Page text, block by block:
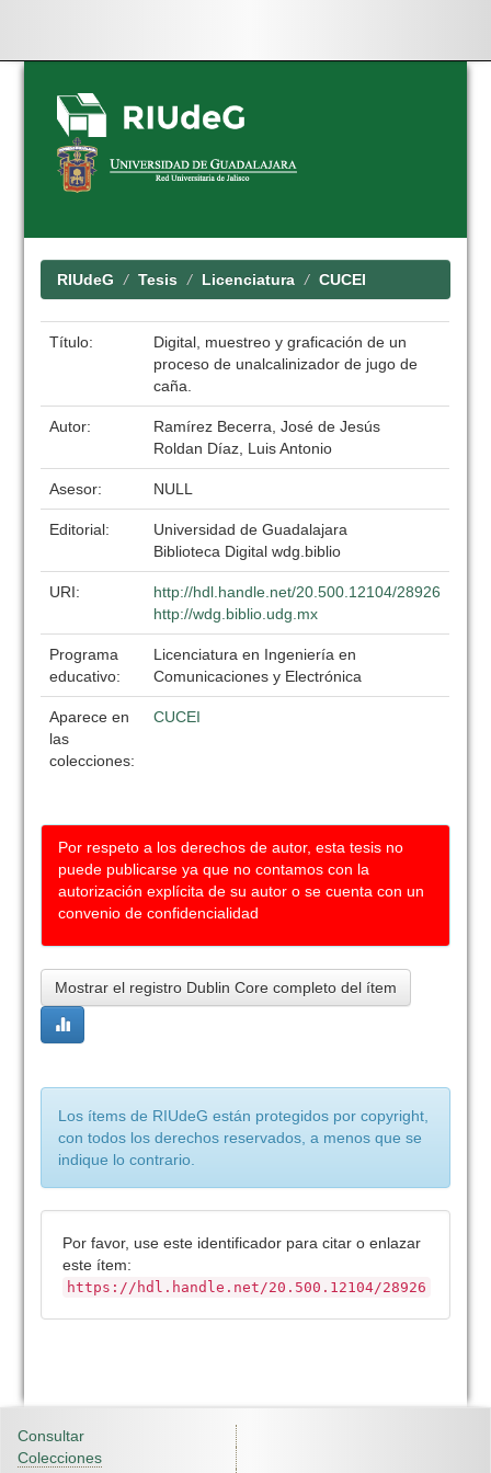
Skip
navigation
RIUdeG Tesis Licenciatura CUCEI
Título:
Digital, muestreo y graficación de un
proceso de unalcalinizador de jugo de
caña.
Autor:
Ramírez Becerra, José de Jesús
Roldan Díaz, Luis Antonio
Asesor: NULL
Editorial:
Universidad de Guadalajara
Biblioteca Digital wdg.biblio
URI:
http://hdl.handle.net/20.500.12104/28926
http://wdg.biblio.udg.mx
Programa
educativo:
Licenciatura en Ingeniería en
Comunicaciones y Electrónica
Aparece en
las
colecciones:
CUCEI
Por respeto a los derechos de autor, esta tesis no
puede publicarse ya que no contamos con la
autorización explícita de su autor o se cuenta con un
convenio de confidencialidad
Mostrar el registro Dublin Core completo del ítem
Los ítems de RIUdeG están protegidos por copyright,
con todos los derechos reservados, a menos que se
indique lo contrario.
Por favor, use este identificador para citar o enlazar
este ítem:
https://hdl.handle.net/20.500.12104/28926
Consultar
Colecciones